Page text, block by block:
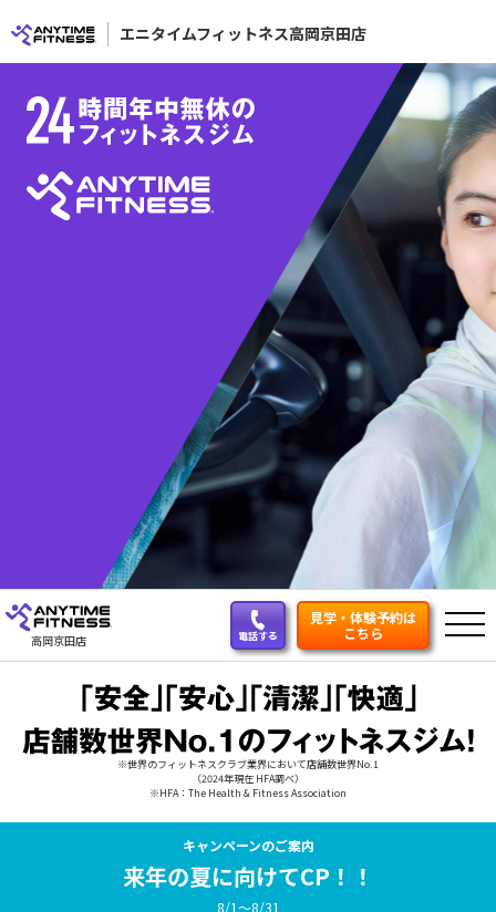
エニタイムフィットネス高岡京田店
高岡京田店 電話する
見学・体験予約は
こちら
※世界のフィットネスクラブ業界において店舗数世界No.1
（2024年現在 HFA調べ）
※HFA：The Health & Fitness Association
キャンペーンのご案内
来年の夏に向けてCP！！
8/1～8/31